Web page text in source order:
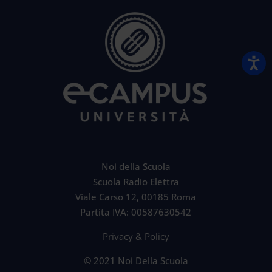
Noi della Scuola
Scuola Radio Elettra
Viale Carso 12, 00185 Roma
Partita IVA: 00587630542
Privacy & Policy
© 2021 Noi Della Scuola